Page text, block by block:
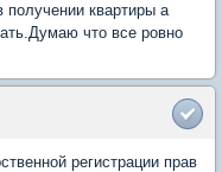
квартиры а
что все ровно
регистрации прав